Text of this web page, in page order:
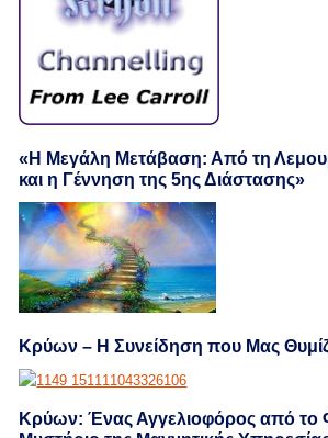
«Η Μεγάλη Μετάβαση: Από τη
και η Γέννηση της 5ης Διάστασης»
Κρύων – Η Συνείδηση που Μας
Κρύων: Ένας Αγγελιοφόρος από το